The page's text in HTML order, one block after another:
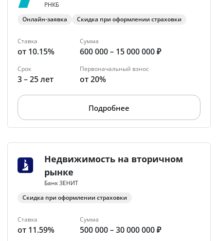
РНКБ
Онлайн-заявка
Скидка при оформлении страховки
Ставка
от 10.15%
Сумма
600 000 – 15 000 000 ₽
Срок
3 – 25 лет
Первоначальный взнос
от 20%
Подробнее
Недвижимость на вторичном
рынке
Банк ЗЕНИТ
Скидка при оформлении страховки
Ставка
от 11.59%
Сумма
500 000 – 30 000 000 ₽